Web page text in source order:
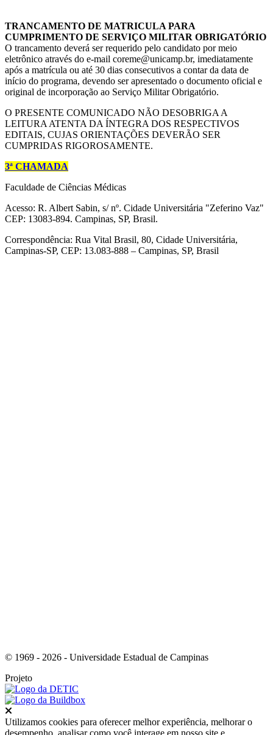
TRANCAMENTO DE MATRICULA PARA
CUMPRIMENTO DE SERVIÇO MILITAR OBRIGATÓRIO
O trancamento deverá ser requerido pelo candidato por meio
eletrônico através do e-mail coreme@unicamp.br, imediatamente
após a matrícula ou até 30 dias consecutivos a contar da data de
início do programa, devendo ser apresentado o documento oficial e
original de incorporação ao Serviço Militar Obrigatório.
O PRESENTE COMUNICADO NÃO DESOBRIGA A
LEITURA ATENTA DA ÍNTEGRA DOS RESPECTIVOS
EDITAIS, CUJAS ORIENTAÇÕES DEVERÃO SER
CUMPRIDAS RIGOROSAMENTE.
3ª CHAMADA
Faculdade de Ciências Médicas
Acesso: R. Albert Sabin, s/ nº. Cidade Universitária "Zeferino Vaz"
CEP: 13083-894. Campinas, SP, Brasil.
Correspondência: Rua Vital Brasil, 80, Cidade Universitária,
Campinas-SP, CEP: 13.083-888 – Campinas, SP, Brasil
© 1969 - 2026 - Universidade Estadual de Campinas
Projeto
Utilizamos cookies para oferecer melhor experiência, melhorar o
desempenho, analisar como você interage em nosso site e